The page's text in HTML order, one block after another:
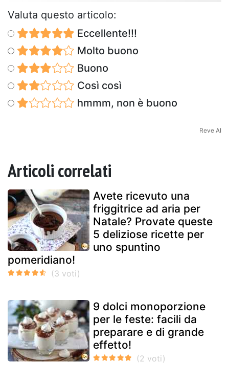
Valuta questo articolo:
Eccellente!!!
Molto buono
Buono
Così così
hmmm, non è buono
Reve AI
Articoli correlati
Avete ricevuto una
friggitrice ad aria per
Natale? Provate queste
5 deliziose ricette per
uno spuntino
pomeridiano!
9 dolci monoporzione
per le feste: facili da
preparare e di grande
effetto!